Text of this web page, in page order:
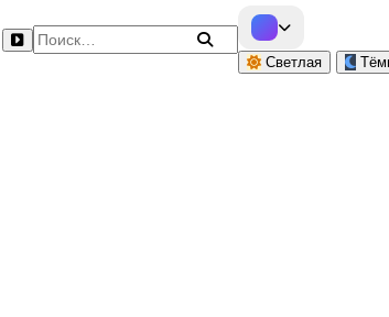
Поиск по сайту
Светлая